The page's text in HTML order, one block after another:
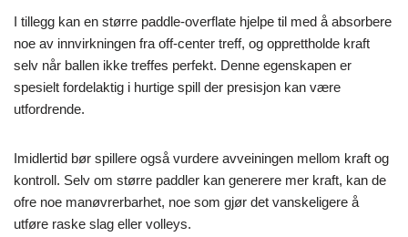
I tillegg kan en større paddle-overflate hjelpe til med å absorbere
noe av innvirkningen fra off-center treff, og opprettholde kraft
selv når ballen ikke treffes perfekt. Denne egenskapen er
spesielt fordelaktig i hurtige spill der presisjon kan være
utfordrende.
Imidlertid bør spillere også vurdere avveiningen mellom kraft og
kontroll. Selv om større paddler kan generere mer kraft, kan de
ofre noe manøvrerbarhet, noe som gjør det vanskeligere å
utføre raske slag eller volleys.